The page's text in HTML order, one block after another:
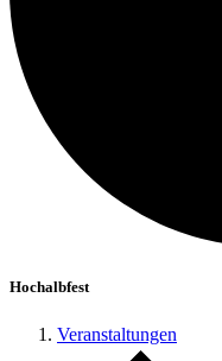
Hochalbfest
Veranstaltungen